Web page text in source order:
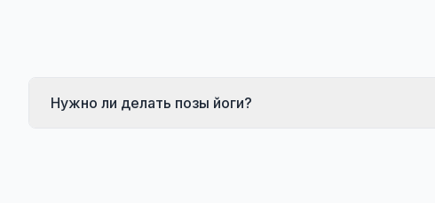
Нужно ли делать позы йоги?